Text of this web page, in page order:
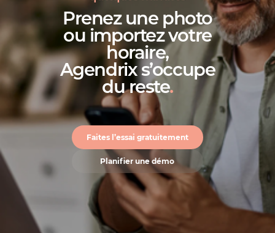
Prenez une photo
ou importez votre
horaire,
Agendrix s’occupe
du reste.
Faites l’essai gratuitement
Planifier une démo